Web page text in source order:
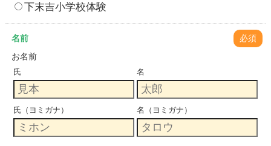
下末吉小学校体験
名前
必須
お名前
氏 名
氏（ヨミガナ） 名（ヨミガナ）